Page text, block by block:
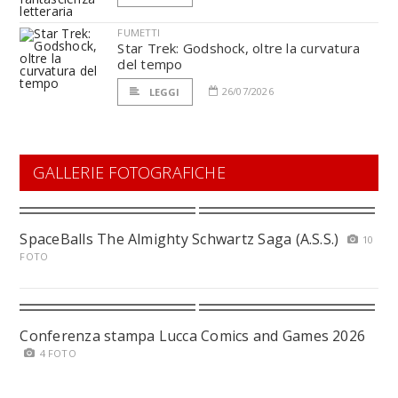
FUMETTI
Star Trek: Godshock, oltre la curvatura
del tempo
LEGGI 26/07/2026
GALLERIE FOTOGRAFICHE
SpaceBalls The Almighty Schwartz Saga (A.S.S.)
10
FOTO
Conferenza stampa Lucca Comics and Games 2026
4 FOTO